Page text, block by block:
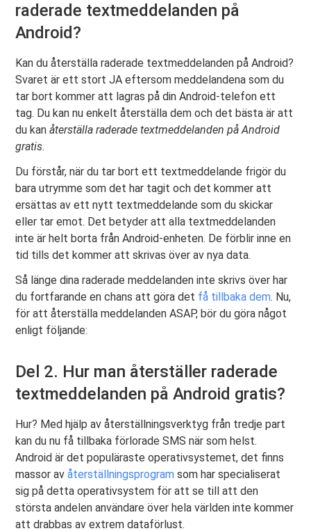
raderade textmeddelanden på
Android?
Kan du återställa raderade textmeddelanden på Android?
Svaret är ett stort JA eftersom meddelandena som du
tar bort kommer att lagras på din Android-telefon ett
tag. Du kan nu enkelt återställa dem och det bästa är att
du kan återställa raderade textmeddelanden på Android
gratis.
Du förstår, när du tar bort ett textmeddelande frigör du
bara utrymme som det har tagit och det kommer att
ersättas av ett nytt textmeddelande som du skickar
eller tar emot. Det betyder att alla textmeddelanden
inte är helt borta från Android-enheten. De förblir inne en
tid tills det kommer att skrivas över av nya data.
Så länge dina raderade meddelanden inte skrivs över har
du fortfarande en chans att göra det få tillbaka dem. Nu,
för att återställa meddelanden ASAP, bör du göra något
enligt följande:
Del 2. Hur man återställer raderade
textmeddelanden på Android gratis?
Hur? Med hjälp av återställningsverktyg från tredje part
kan du nu få tillbaka förlorade SMS när som helst.
Android är det populäraste operativsystemet, det finns
massor avåterställningsprogram som har specialiserat
sig på detta operativsystem för att se till att den
största andelen användare över hela världen inte kommer
att drabbas av extrem dataförlust.